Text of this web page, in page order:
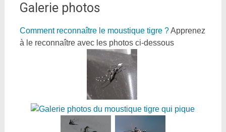
Galerie photos
Comment reconnaître le moustique tigre ?Apprenez
à le reconnaître avec les photos ci-dessous